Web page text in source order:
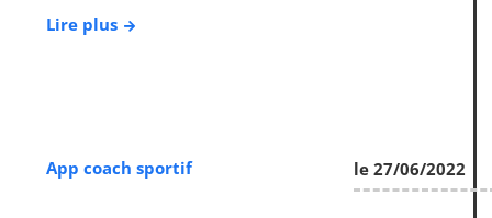
Lire plus
App coach sportif le 27/06/2022